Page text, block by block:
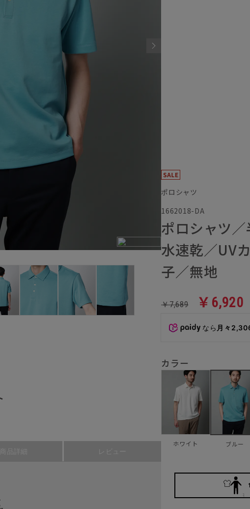
商品詳細 レビュー
ポロシャツ
1662018-DA
ポロシャツ
水速乾／UV
子／無地
￥7,689 ￥6,920
なら 月々
カラー
ホワイト ブルー